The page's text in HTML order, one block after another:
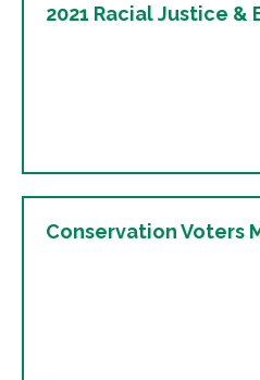
2021 Racial Justice &
Conservation Voters